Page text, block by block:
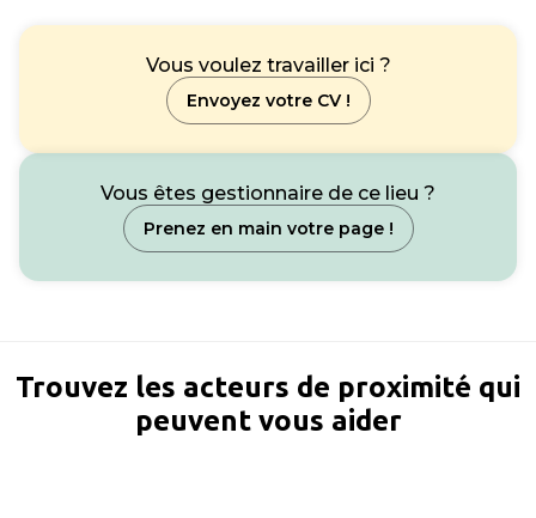
Vous voulez travailler ici ?
Envoyez votre CV !
Vous êtes gestionnaire de ce lieu ?
Prenez en main votre page !
Trouvez les acteurs de proximité qui
peuvent vous aider